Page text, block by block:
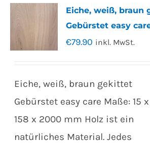
Eiche, weiß, braun
Gebürstet easy
€79.90 inkl. MwSt.
Eiche, weiß, braun gekittet
Gebürstet easy care Maße: 15 x
158 x 2000 mm Holz ist ein
natürliches Material. Jedes